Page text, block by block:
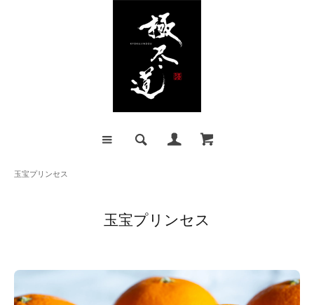
玉宝プリンセス
玉宝プリンセス